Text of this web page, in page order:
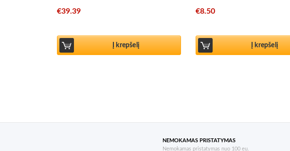
€39.39
Į krepšelį
€8.50
Į krepšelį
NEMOKAMAS PRISTATYMAS
Nemokamas pristatymas nuo 100 eu.